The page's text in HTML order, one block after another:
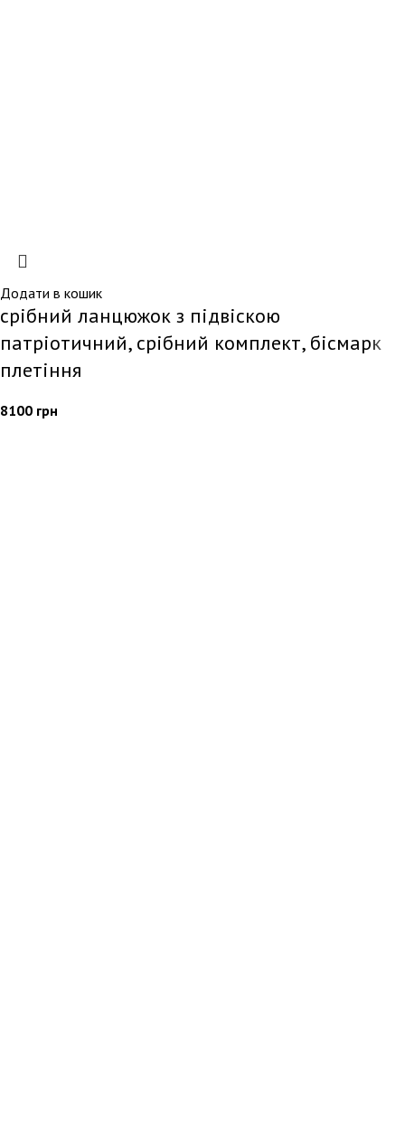
Додати в кошик
срібний ланцюжок з підвіскою
патріотичний, срібний комплект, бісмарк
плетіння
8100 грн